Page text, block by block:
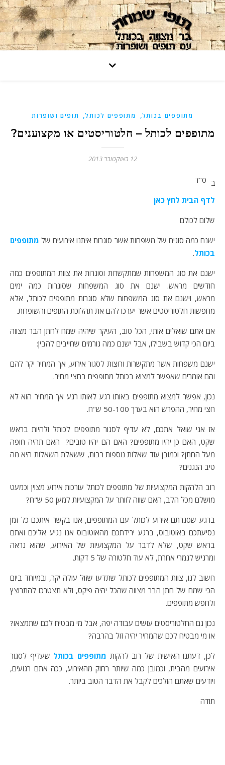
מתופפים בכותל, מתופפים לכותל, תופים ושופרות
מתופפים לכותל – חלטוריסטים או מקצוענים?
12 באוקטובר 2013
ב ס"ד
לדף הבית לחץ כאן
שלום לכולם
ישנם כמה סוגים של משפחות אשר סוגרות איתנו אירועים של מתופפים
בכותל.
ישנם את סוג המשפחות שמתקשרות וסוגרות את צוות המתופפים כמה
חודשים מראש. ישנם את סוג המשפחות שסוגרות כמה ימים
מראש, וישנם את סוג המשפחות שלא סוגרות מתופפים לכותל, אלא
מחפשות חלטוריסטים אשר יערכו להם את תהלוכת התופים והשופרות.
אם אתם שואלים אותי, הכל טוב, העיקר שיהיה שמח לחתן הבר מצווה
ביום הכי קדוש בשבילו, אבל ישנם כמה גורמים שחייבים להבין:
ישנם משפחות אשר מתקשרות ורוצות לסגור אירוע, אך המחיר יקר להם
והם אומרים שאפשר למצוא בכותל מתופפים בחצי מחיר.
נכון, אפשר למצוא מתופפים באותו רגע לאותו רגע אך המחיר הוא לא
חצי מחיר, ההפרש הוא בערך 50-100 ש"ח.
אז אני שואל אתכם, לא עדיף לסגור מתופפים לכותל ולהיות בראש
שקט, האם כן יהיו מתופפים? האם הם יהיו טובים? האם תהיה חופה
מעל החתן? וכמובן עוד שאלות נוספות רבות, ששאלת השאלות היא מה
טיב הנגנים?
רוב הלהקות המקצועיות של מתופפים לכותל עורכות אירוע מצוין וכמעט
מושלם מכל הלב, האם שווה לוותר על המקצועיות למען 50 ש"ח?
ברגע שסגרתם אירוע לכותל עם המתופפים, אנו בקשר איתכם כל זמן
נסיעתכם באוטובוס, ברגע ירידתכם מהאוטובוס אנו נגיע אליכם ואתם
בראש שקט, שלא לדבר על המקצועיות של האירוע, שהוא נראה
ומרגיש לגמרי אחרת, לא עוד חלטורה של 5 דקות.
חשוב לנו, צוות המתופפים לכותל שתדעו שזול עולה יקר, ובמיוחד ביום
הכי שמח של חתן הבר מצווה שהכל יהיה פיקס, ולא תצטרכו להתרוצץ
ולחפש מתופפים.
נכון גם החלטוריסטים עושים עבודה יפה, אבל מי מבטיח לכם שתמצאו?
או מי מבטיח לכם שהמחיר יהיה זול בהרבה?
לכן, דעתנו האישית של רוב להקות מתופפים בכותל שעדיף לסגור
אירועים מהבית, וכמובן כמה שיותר רחוק מהאירוע, ככה אתם רגועים,
ויודעים שאתם הולכים לקבל את הדבר הטוב ביותר.
תודה